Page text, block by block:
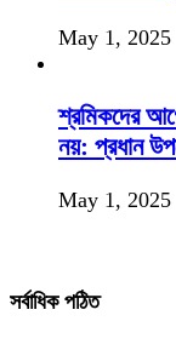
May 1, 2025
শ্রমিকদের
নয়: প্রধান
May 1, 2025
সর্বাধিক পঠিত